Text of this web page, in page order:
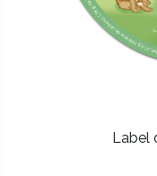
Label